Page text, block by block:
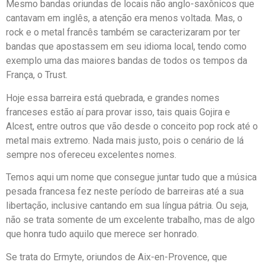
Mesmo bandas oriundas de locais não anglo-saxônicos que
cantavam em inglês, a atenção era menos voltada. Mas, o
rock e o metal francês também se caracterizaram por ter
bandas que apostassem em seu idioma local, tendo como
exemplo uma das maiores bandas de todos os tempos da
França, o Trust.
Hoje essa barreira está quebrada, e grandes nomes
franceses estão aí para provar isso, tais quais Gojira e
Alcest, entre outros que vão desde o conceito pop rock até o
metal mais extremo. Nada mais justo, pois o cenário de lá
sempre nos ofereceu excelentes nomes.
Temos aqui um nome que consegue juntar tudo que a música
pesada francesa fez neste período de barreiras até a sua
libertação, inclusive cantando em sua língua pátria. Ou seja,
não se trata somente de um excelente trabalho, mas de algo
que honra tudo aquilo que merece ser honrado.
Se trata do Ermyte, oriundos de Aix-en-Provence, que